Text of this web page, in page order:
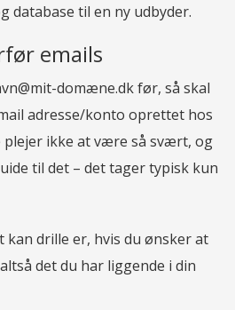
database til en ny udbyder.
emails
domæne.dk før, så skal
adresse/konto oprettet hos
plejer ikke at være så svært, og
til det – det tager typisk kun
drille er, hvis du ønsker at
det du har liggende i din